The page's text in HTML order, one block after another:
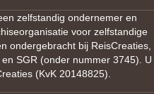
zelfstandig ondernemer en
voor zelfstandige
ondergebracht bij ReisCreaties,
SGR (onder nummer 3745). U
(KvK 20148825).